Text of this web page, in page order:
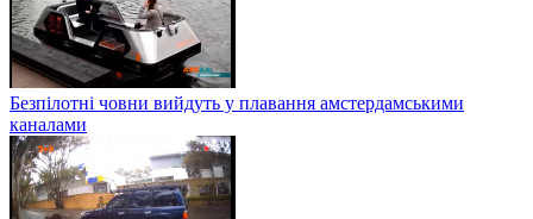
Безпілотні човни вийдуть у плавання амстердамськими
каналами